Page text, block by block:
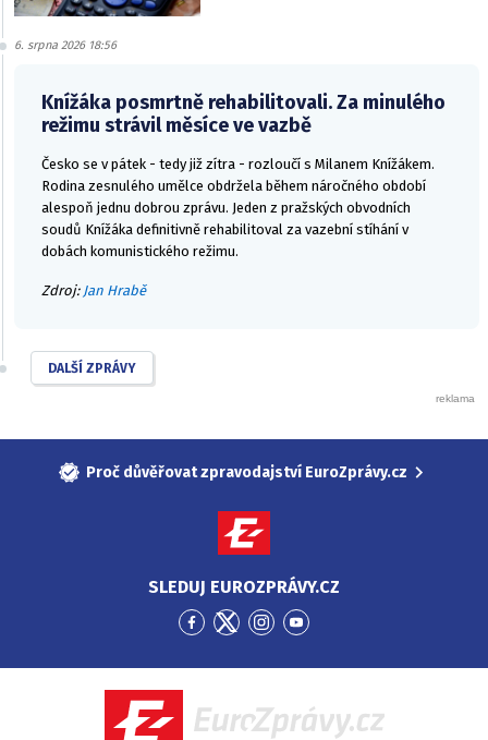
6. srpna 2026 18:56
Knížáka posmrtně rehabilitovali. Za minulého
režimu strávil měsíce ve vazbě
Česko se v pátek - tedy již zítra - rozloučí s Milanem Knížákem.
Rodina zesnulého umělce obdržela během náročného období
alespoň jednu dobrou zprávu. Jeden z pražských obvodních
soudů Knížáka definitivně rehabilitoval za vazební stíhání v
dobách komunistického režimu.
Zdroj: Jan Hrabě
DALŠÍ ZPRÁVY
Proč důvěřovat zpravodajství EuroZprávy.cz
SLEDUJ EUROZPRÁVY.CZ
Přejít
Facebook
Přejít
Twitter
Přejít
Instagram
Přejít
YouTube
EuroZprávy.cz